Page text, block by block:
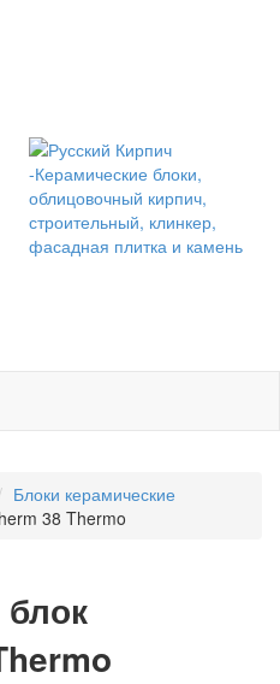
Блоки керамические
38 Thermo